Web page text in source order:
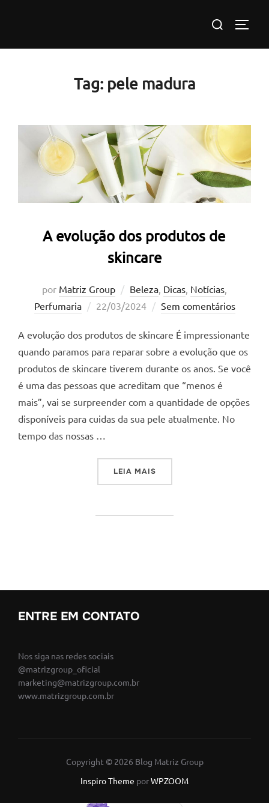
Pesquisar
Tag: pele madura
A evolução dos produtos de
skincare
por Matriz Group Beleza, Dicas, Notícias,
Perfumaria
Postado
22/03/2024 Sem comentários
A evolução dos produtos de skincare É impressionante
quando paramos para reparar sobre a evolução que os
produtos de skincare tiverem durante os anos. Se você
é uma das pessoas que acreditam que “menos é
mais”, vai se surpreender com a quantidade de opções
disponíveis para cuidas da sua pele atualmente. No
tempo das nossas …
LEIA MAIS“A EVOLUÇÃO DOS
ENTRE EM CONTATO
Nos siga nas redes sociais
@matrizgroup_oficial
marketing@matrizgroup.com.br
www.matrizgroup.com.br
Copyright © 2026 Blog Matriz Group
Inspiro Theme porWPZOOM